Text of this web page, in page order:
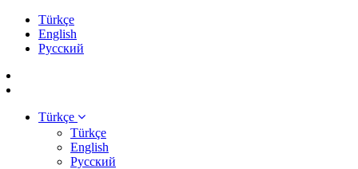
Türkçe
English
Pусский
Türkçe
Türkçe
English
Pусский